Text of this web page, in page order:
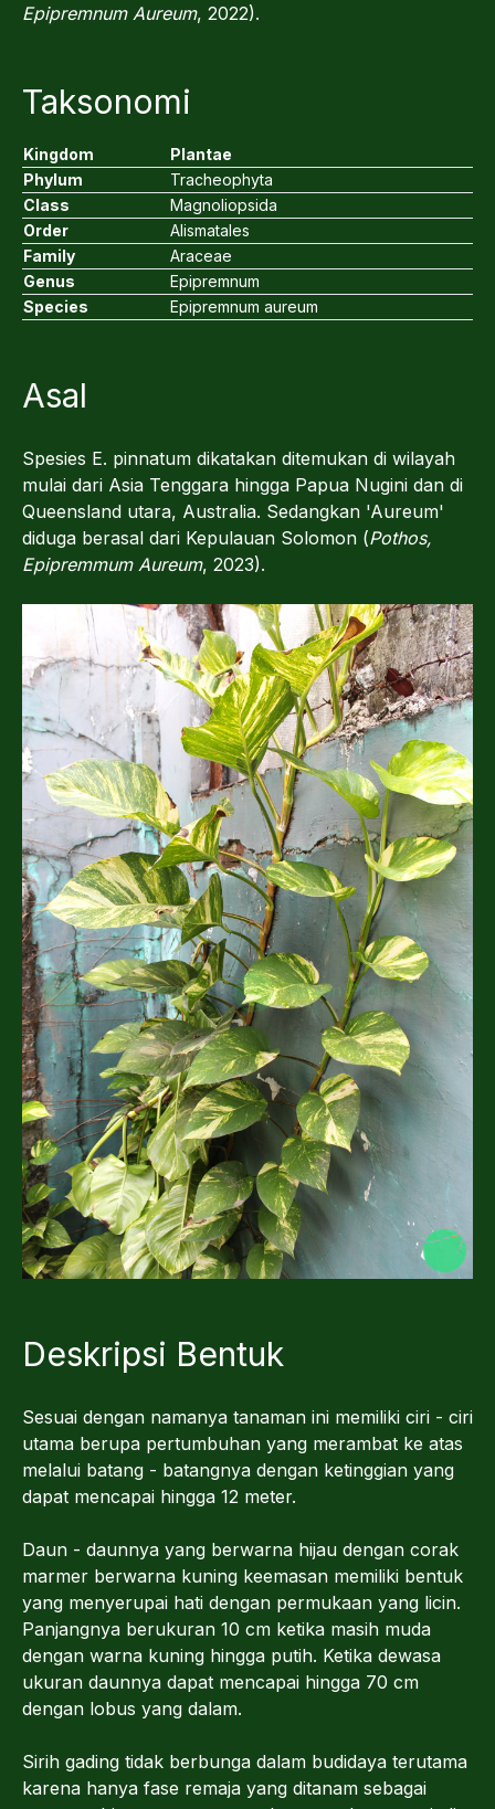
Epipremnum Aureum, 2022).
Taksonomi
Kingdom
Plantae
Phylum
Tracheophyta
Class
Magnoliopsida
Order
Alismatales
Family
Araceae
Genus
Epipremnum
Species
Epipremnum aureum
Asal
Spesies E. pinnatum dikatakan ditemukan di wilayah
mulai dari Asia Tenggara hingga Papua Nugini dan di
Queensland utara, Australia. Sedangkan 'Aureum'
diduga berasal dari Kepulauan Solomon (Pothos,
Epipremmum Aureum, 2023).
Deskripsi Bentuk
Sesuai dengan namanya tanaman ini memiliki ciri - ciri
utama berupa pertumbuhan yang merambat ke atas
melalui batang - batangnya dengan ketinggian yang
dapat mencapai hingga 12 meter.
Daun - daunnya yang berwarna hijau dengan corak
marmer berwarna kuning keemasan memiliki bentuk
yang menyerupai hati dengan permukaan yang licin.
Panjangnya berukuran 10 cm ketika masih muda
dengan warna kuning hingga putih. Ketika dewasa
ukuran daunnya dapat mencapai hingga 70 cm
dengan lobus yang dalam.
Sirih gading tidak berbunga dalam budidaya terutama
karena hanya fase remaja yang ditanam sebagai